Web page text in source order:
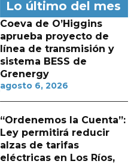
Lo último del mes
Coeva de O’Higgins
aprueba proyecto de
línea de transmisión y
sistema BESS de
Grenergy
agosto 6, 2026
“Ordenemos la Cuenta”:
Ley permitirá reducir
alzas de tarifas
eléctricas en Los Ríos,